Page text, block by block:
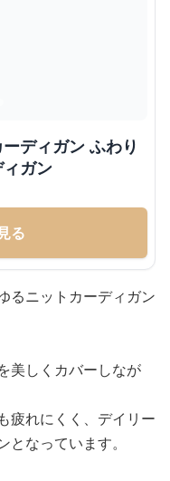
ディガン ふわり
ガン
る
るニットカーディガン
美しくカバーしなが
疲れにくく、デイリー
なっています。